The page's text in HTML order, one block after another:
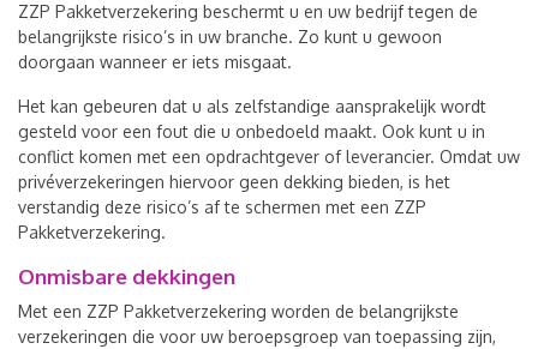
ZZP Pakketverzekering beschermt u en uw bedrijf tegen de
belangrijkste risico’s in uw branche. Zo kunt u gewoon
doorgaan wanneer er iets misgaat.
Het kan gebeuren dat u als zelfstandige aansprakelijk wordt
gesteld voor een fout die u onbedoeld maakt. Ook kunt u in
conflict komen met een opdrachtgever of leverancier. Omdat uw
privéverzekeringen hiervoor geen dekking bieden, is het
verstandig deze risico’s af te schermen met een ZZP
Pakketverzekering.
Onmisbare dekkingen
Met een ZZP Pakketverzekering worden de belangrijkste
verzekeringen die voor uw beroepsgroep van toepassing zijn,